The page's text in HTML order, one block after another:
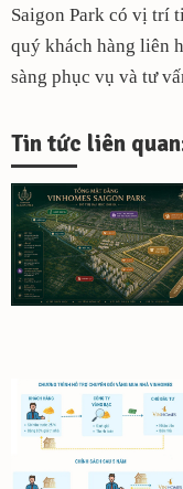
Saigon Park có vị trí
quý khách hàng liên
sàng phục vụ và tư
Tin tức liên